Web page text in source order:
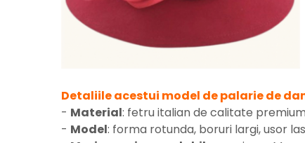
Detaliile acestui model de palarie de
- Material: fetru italian de calitate
- Model: forma rotunda, boruri largi, usor